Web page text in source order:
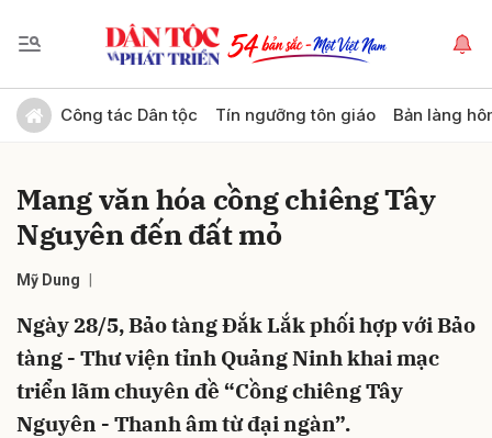
Công tác Dân tộc Tín ngưỡng tôn giáo Bản làng
Mang văn hóa cồng chiêng Tây
Nguyên đến đất mỏ
Mỹ Dung
Ngày 28/5, Bảo tàng Đắk Lắk phối hợp với Bảo
tàng - Thư viện tỉnh Quảng Ninh khai mạc
triển lãm chuyên đề “Cồng chiêng Tây
Nguyên - Thanh âm từ đại ngàn”.
Gửi bình luận
Hủy Gửi